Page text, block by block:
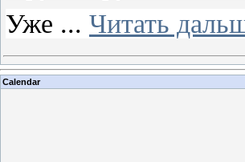
Уже ... Читать
Calendar